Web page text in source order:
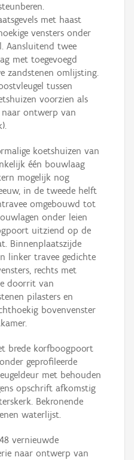
met haast
vensters onder
Aansluitend twee
met toegevoegd
zandstenen omlijsting.
tussen
voorzien als
naar ontwerp van
koetshuizen van
één bouwlaag
mogelijk nog
in de tweede helft
omgebouwd tot
onder leien
uitziend op de
Binnenplaatszijde
linker travee gedichte
rechts met
doorrit van
pilasters en
bovenvenster
brede korfboogpoort
geprofileerde
met behouden
opschrift afkomstig
Bekronende
waterlijst.
vernieuwde
naar ontwerp van